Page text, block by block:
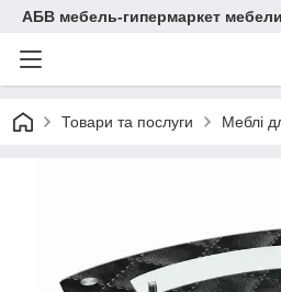
АБВ мебель-гипермаркет мебели
Товари та послуги Меблі